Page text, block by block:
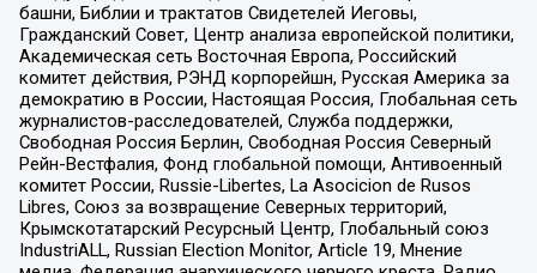
башни, Библии и трактатов Свидетелей Иеговы,
Гражданский Совет, Центр анализа европейской политики,
Академическая сеть Восточная Европа, Российский
комитет действия, РЭНД корпорейшн, Русская Америка за
демократию в России, Настоящая Россия, Глобальная сеть
журналистов-расследователей, Служба поддержки,
Свободная Россия Берлин, Свободная Россия Северный
Рейн-Вестфалия, Фонд глобальной помощи, Антивоенный
комитет России, Russie-Libertes, La Asocicion de Rusos
Libres, Союз за возвращение Северных территорий,
Крымскотатарский Ресурсный Центр, Глобальный союз
IndustriALL, Russian Election Monitor, Article 19, Мнение